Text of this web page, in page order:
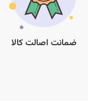
ضمانت اصالت کالا